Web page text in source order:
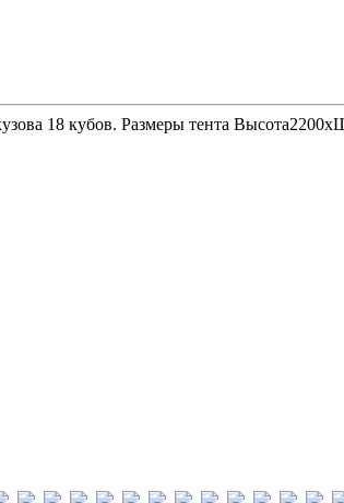
18 кубов. Размеры тента